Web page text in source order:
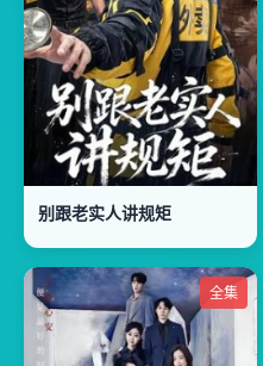
别跟老实人讲规矩
全集